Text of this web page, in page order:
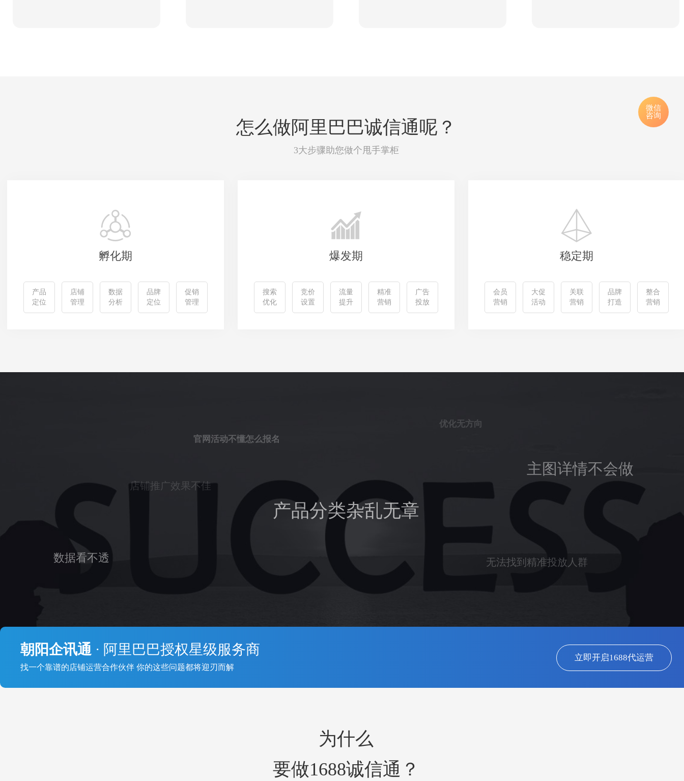
微信
咨询
怎么做阿里巴巴诚信通呢？
3大步骤助您做个甩手掌柜
孵化期
产品
定位
店铺
管理
数据
分析
品牌
定位
促销
管理
爆发期
搜索
优化
竞价
设置
流量
提升
精准
营销
广告
投放
稳定期
会员
营销
大促
活动
关联
营销
品牌
打造
整合
营销
产品分类杂乱无章
主图详情不会做
数据看不透
官网活动不懂怎么报名
优化无方向
店铺推广效果不佳
无法找到精准投放人群
朝阳企讯通 · 阿里巴巴授权星级服务商
找一个靠谱的店铺运营合作伙伴 你的这些问题都将迎刃而解
立即开启1688代运营
为什么
要做1688诚信通？